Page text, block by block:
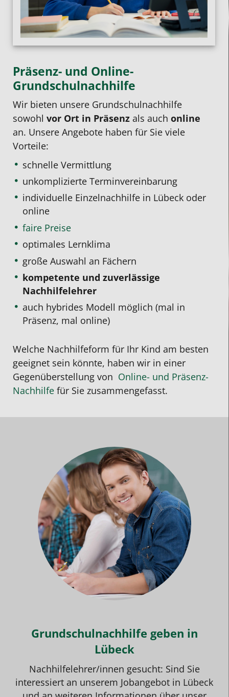
Präsenz- und Online-
Grundschulnachhilfe
Wir bieten unsere Grundschulnachhilfe
sowohl vor Ort in Präsenz als auch online
an. Unsere Angebote haben für Sie viele
Vorteile:
schnelle Vermittlung
unkomplizierte Terminvereinbarung
individuelle Einzelnachhilfe in Lübeck oder
online
faire Preise
optimales Lernklima
große Auswahl an Fächern
kompetente und zuverlässige
Nachhilfelehrer
auch hybrides Modell möglich (mal in
Präsenz, mal online)
Welche Nachhilfeform für Ihr Kind am besten
geeignet sein könnte, haben wir in einer
Gegenüberstellung von Online- und Präsenz-
Nachhilfe für Sie zusammengefasst.
Grundschulnachhilfe geben in
Lübeck
Nachhilfelehrer/innen gesucht: Sind Sie
interessiert an unserem Jobangebot in Lübeck